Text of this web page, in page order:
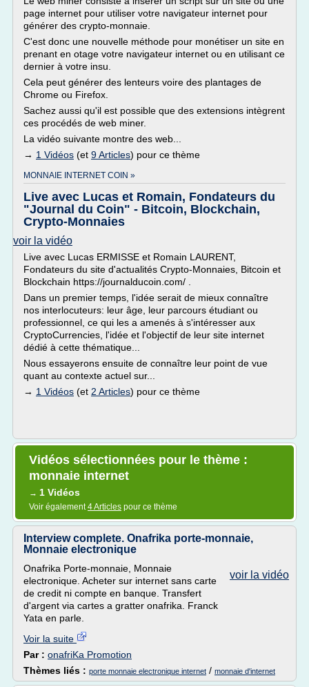
page internet pour utiliser votre navigateur internet pour
générer des crypto-monnaie.
C'est donc une nouvelle méthode pour monétiser un site en
prenant en otage votre navigateur internet ou en utilisant ce
dernier à votre insu.
Cela peut générer des lenteurs voire des plantages de
Chrome ou Firefox.
Sachez aussi qu'il est possible que des extensions intègrent
ces procédés de web miner.
La vidéo suivante montre des web...
→ 1 Vidéos (et 9 Articles) pour ce thème
MONNAIE INTERNET COIN »
Live avec Lucas et Romain, Fondateurs du
"Journal du Coin" - Bitcoin, Blockchain,
Crypto-Monnaies
voir la vidéo
Live avec Lucas ERMISSE et Romain LAURENT,
Fondateurs du site d'actualités Crypto-Monnaies, Bitcoin et
Blockchain https://journalducoin.com/ .
Dans un premier temps, l'idée serait de mieux connaître
nos interlocuteurs: leur âge, leur parcours étudiant ou
professionnel, ce qui les a amenés à s'intéresser aux
CryptoCurrencies, l'idée et l'objectif de leur site internet
dédié à cette thématique...
Nous essayerons ensuite de connaître leur point de vue
quant au contexte actuel sur...
→ 1 Vidéos (et 2 Articles) pour ce thème
Vidéos sélectionnées pour le thème :
monnaie internet
→ 1 Vidéos
Voir également4 Articles pour ce thème
Interview complete. Onafrika porte-monnaie,
Monnaie electronique
voir la vidéo
Onafrika Porte-monnaie, Monnaie
electronique. Acheter sur internet sans carte
de credit ni compte en banque. Transfert
d'argent via cartes a gratter onafrika. Franck
Yata en parle.
Voir la suite
Par : onafriKa Promotion
Thèmes liés : porte monnaie electronique internet / monnaie d'internet